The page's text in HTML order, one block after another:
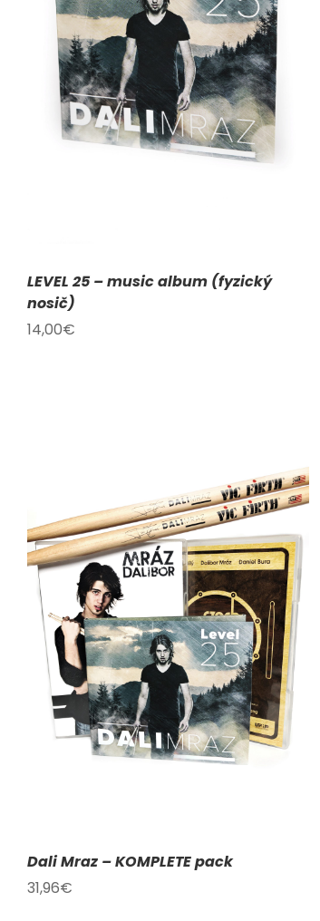
LEVEL 25 – music album (fyzický
nosič)
14,00€
PŘIDAT DO KOŠÍKU / DETAILY
Dali Mraz – KOMPLETE pack
31,96€
PŘIDAT DO KOŠÍKU / DETAILY